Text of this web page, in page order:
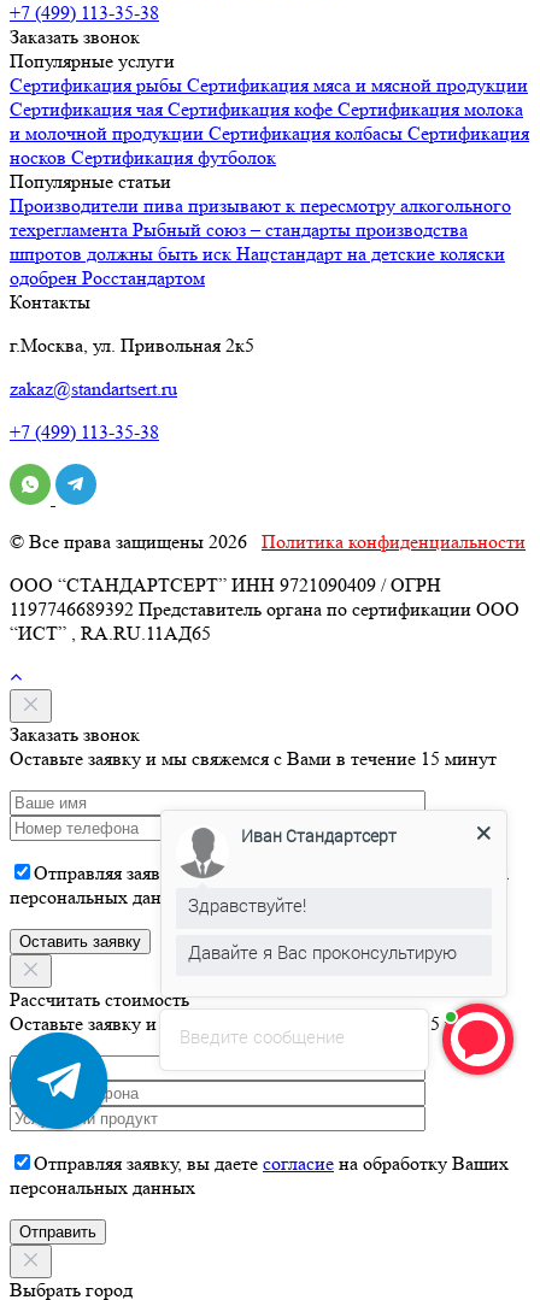
+7 (499) 113-35-38
Заказать звонок
Популярные услуги
Сертификация рыбы Сертификация мяса и мясной продукции
Сертификация чая Сертификация кофе Сертификация молока
и молочной продукции Сертификация колбасы Сертификация
носков Сертификация футболок
Популярные статьи
Производители пива призывают к пересмотру алкогольного
техрегламента Рыбный союз – стандарты производства
шпротов должны быть иск Нацстандарт на детские коляски
одобрен Росстандартом
Контакты
г.Москва, ул. Привольная 2к5
zakaz@standartsert.ru
+7 (499) 113-35-38
© Все права защищены 2026 Политика конфиденциальности
ООО “СТАНДАРТСЕРТ” ИНН 9721090409 / ОГРН
1197746689392 Представитель органа по сертификации ООО
“ИСТ” , RA.RU.11АД65
Заказать звонок
Оставьте заявку и мы свяжемся с Вами в течение 15 минут
Отправляя заявку, вы даете
на обработку Ваших
персональных данных
Рассчитать стоимость
Оставьте заявку и мы свяжемся с Вами в течение 15 минут
Отправляя заявку, вы даете согласие на обработку Ваших
персональных данных
Выбрать город
Введите сообщение
Иван Стандартсерт
Здравствуйте!
Давайте я Вас проконсультирую